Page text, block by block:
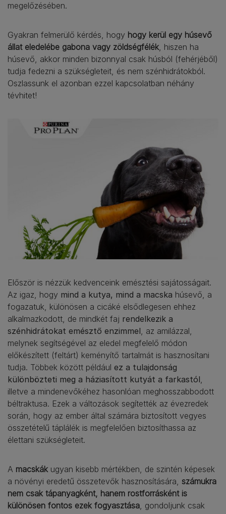
megelőzésében.
Gyakran felmerülő kérdés, hogy hogy kerül egy húsevő
állat eledelébe gabona vagy zöldségfélék, hiszen ha
húsevő, akkor minden bizonnyal csak húsból (fehérjéből)
tudja fedezni a szükségleteit, és nem szénhidrátokból.
Oszlassunk el azonban ezzel kapcsolatban néhány
tévhitet!
Először is nézzük kedvenceink emésztési sajátosságait.
Az igaz, hogy mind a kutya, mind a macska húsevő, a
fogazatuk, különösen a cicáké elsődlegesen ehhez
alkalmazkodott, de mindkét faj rendelkezik a
szénhidrátokat emésztő enzimmel, az amilázzal,
melynek segítségével az eledel megfelelő módon
előkészített (feltárt) keményítő tartalmát is hasznosítani
tudja. Többek között például ez a tulajdonság
különbözteti meg a háziasított kutyát a farkastól,
illetve a mindenevőkéhez hasonlóan meghosszabbodott
béltraktusa. Ezek a változások segítették az évezredek
során, hogy az ember által számára biztosított vegyes
összetételű táplálék is megfelelően biztosíthassa az
élettani szükségleteit.
A macskákugyan kisebb mértékben, de szintén képesek
a növényi eredetű összetevők hasznosítására, számukra
nem csak tápanyagként, hanem rostforrásként is
különösen fontos ezek fogyasztása, gondoljunk csak